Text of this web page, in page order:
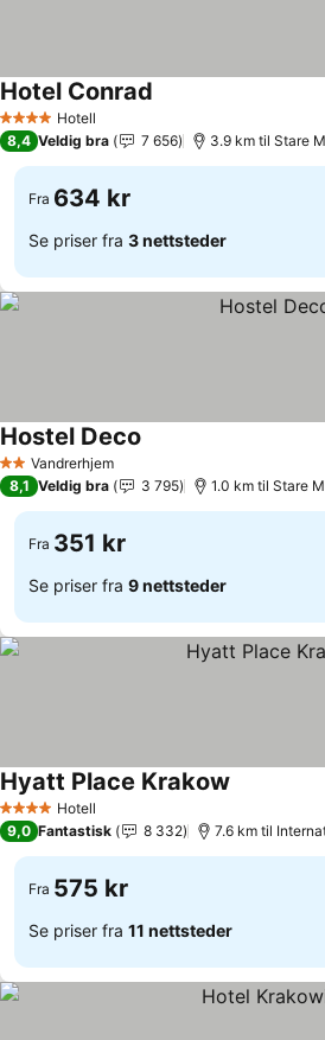
4 StjernerHotell
Hotel Conrad
8,4 Veldig bra 7 656 3.9 km til Stare
Fra 634 kr
Se priser fra 3 nettsteder
2 StjernerVandrerhjem
Hostel Deco
8,1 Veldig bra 3 795 1.0 km til Stare
Fra 351 kr
Se priser fra 9 nettsteder
4 StjernerHotell
Hyatt Place Krakow
9,0 Fantastisk 8 332 7.6 km til
Fra 575 kr
Se priser fra 11 nettsteder